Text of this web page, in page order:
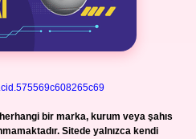
bir marka, kurum veya şahıs
Sitede yalnızca kendi